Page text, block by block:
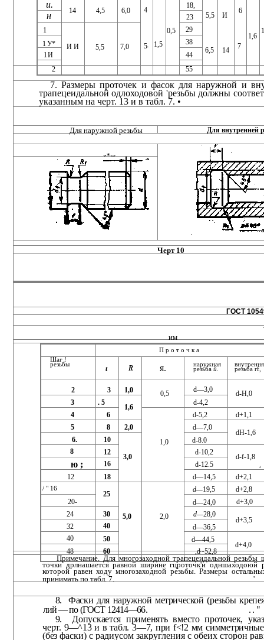
1,5
0,5
1,6
4
5-
и.
14 4,5 6,0
18,
5,5
6,5
И
14
6
7
н
23
1
И И 5,5 7,0
29
1 У*
38
1 И
44
2
55
7. Размеры проточек и фасок для наружной и
тра­пецеидальной одлоходовой 'резьбы должны
ука­занным на черт. 13 и в табл. 7. •
Для наружной резьбы Для внутренней
z*w
Черт 10
ГОСТ
им
Проточка
Шаг !
резьбы
t R я. наружная
резьба й. резьба rf,
2 3 1,0 0,5 d—3,0
d-H,0
3
. 5
1,6
d-4,2
4
6
1,0
d-5,2
d+1,1
5
8 2,0 d—7,0
dH-1,6
6.
10
3,0
d-8.0
8
12 d-10,2
d-f-1,8
4
ю ; 16
d-12.5
12
18 d—14,5 d+2,1
/ " 16
25
5,0 2,0
d—19,5
d+2,8
20-
d—24,0
d+3,0
24
30 d—28,0
d+3,5
32 40
d—36,5
40
50 d—44,5
d+4,0
48
60 ,d~52,8
Примечание. Для многозаходной трапецеидальной
точки дрлнашается равной ширине гцроточк'и одншаходоюй
кото­рой равен ходу многозаходной резьбы. Размеры
прини­мать по табл. 7.
'
8.
Фаски для наружной метрической (резьбы
лий — по (ГОСТ 12414—66.
. . "
9.
Допускается применять вместо проточек,
черт. 9—^13 и в табл. 3—7, при f<!2 мм симметричные
(без фаски) с радиусом закругления с обеих сторон